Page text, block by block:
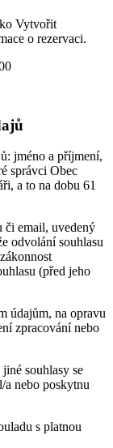
Vytvořit
o rezervaci.
jméno a příjmení,
správci Obec
a to na dobu 61
či email, uvedený
odvolání souhlasu
(před jeho
údajům, na opravu
zpracování nebo
souhlasy se
a nebo poskytnu
s platnou